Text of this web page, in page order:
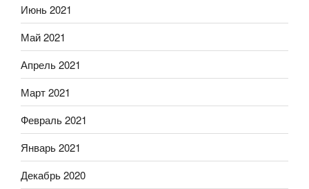
Июнь 2021
Май 2021
Апрель 2021
Март 2021
Февраль 2021
Январь 2021
Декабрь 2020